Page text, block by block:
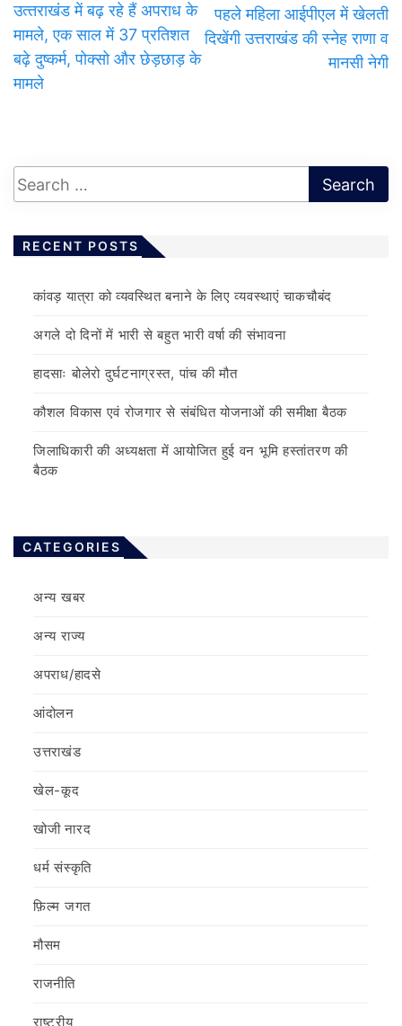
उत्‍तराखंड में बढ़ रहे हैं अपराध के
मामले, एक साल में 37 प्रतिशत
बढ़े दुष्कर्म, पोक्सो और छेड़छाड़ के
मामले
पहले महिला आईपीएल में खेलती
दिखेंगी उत्तराखंड की स्नेह राणा व
मानसी नेगी
RECENT POSTS
कांवड़ यात्रा को व्यवस्थित बनाने के लिए व्यवस्थाएं चाकचौबंद
अगले दो दिनों में भारी से बहुत भारी वर्षा की संभावना
हादसाः बोलेरो दुर्घटनाग्रस्त, पांच की मौत
कौशल विकास एवं रोजगार से संबंधित योजनाओं की समीक्षा बैठक
जिलाधिकारी की अध्यक्षता में आयोजित हुई वन भूमि हस्तांतरण की
बैठक
CATEGORIES
अन्य खबर
अन्य राज्य
अपराध/हादसे
आंदोलन
उत्तराखंड
खेल-कूद
खोजी नारद
धर्म संस्कृति
फ़िल्‍म जगत
मौसम
राजनीति
राष्ट्रीय